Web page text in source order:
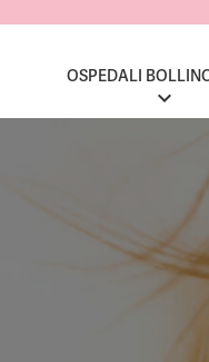
OSPEDALI